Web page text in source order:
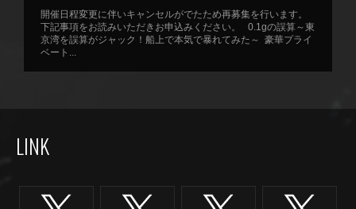
開催日程変更に伴いキャンセルがでたため再募集を行います。
下記事項をお読みいただきお申込みください。 0.1gの誤算～東
京湾を誤算がジャック！船上で本気で暴れてみた～ 豪華プライ
ベート...
LINK